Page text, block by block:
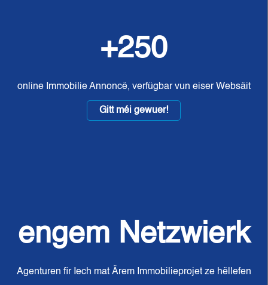
+250
online Immobilie Annoncë, verfügbar vun eiser Websäit
Gitt méi gewuer!
engem Netzwierk
Agenturen fir Iech mat Ärem Immobilieprojet ze hëllefen